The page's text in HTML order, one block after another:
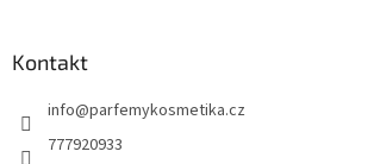
Kontakt
info@parfemykosmetika.cz
777920933